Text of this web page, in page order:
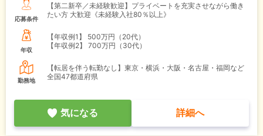
応募条件
【第二新卒／未経験歓迎】プライベートを充実させながら働き
たい方 大歓迎《未経験入社80％以上》
年収
【年収例1】
500万円（20代）
【年収例2】
700万円（30代）
勤務地
【転居を伴う転勤なし】東京・横浜・大阪・名古屋・福岡など
全国47都道府県
気になる 詳細へ